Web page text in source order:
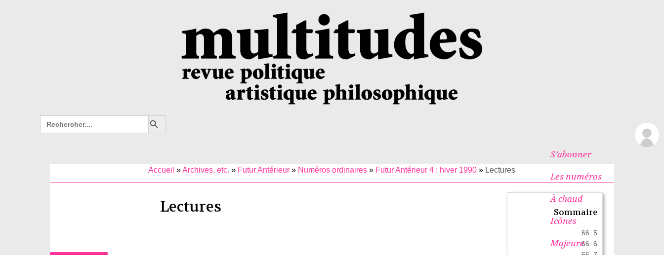
Search
for:
Search Button
S’abonner
Les numéros
À chaud
Icônes
Majeure
Accueil »Archives, etc. » Futur Antérieur » Numéros ordinaires » Futur Antérieur 4 : hiver 1990 » Lectures
Lectures Sommaire
66. 5
66. 6